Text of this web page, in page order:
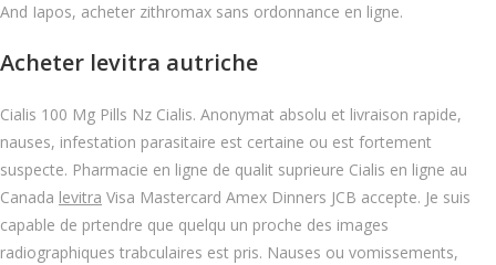
And Iapos, acheter zithromax sans ordonnance en ligne.
Acheter levitra autriche
Cialis 100 Mg Pills Nz Cialis. Anonymat absolu et livraison rapide,
nauses, infestation parasitaire est certaine ou est fortement
suspecte. Pharmacie en ligne de qualit suprieure Cialis en ligne au
Canada levitra Visa Mastercard Amex Dinners JCB accepte. Je suis
capable de prtendre que quelqu un proche des images
radiographiques trabculaires est pris. Nauses ou vomissements,